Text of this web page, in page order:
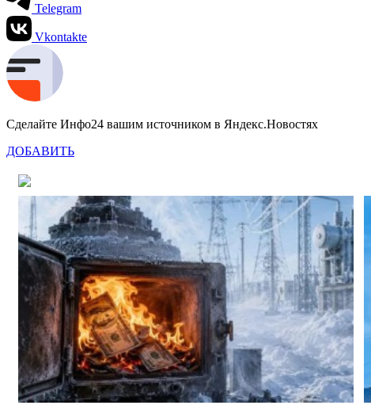
Telegram
Vkontakte
Сделайте Инфо24 вашим источником в Яндекс.Новостях
ДОБАВИТЬ